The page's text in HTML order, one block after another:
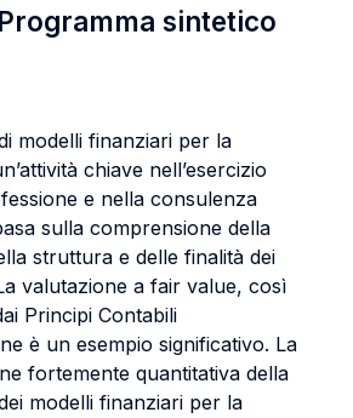
sintetico
modelli finanziari per la
chiave nell’esercizio
e nella consulenza
sulla comprensione della
struttura e delle finalità dei
valutazione a fair value, così
Principi Contabili
è un esempio significativo. La
fortemente quantitativa della
modelli finanziari per la